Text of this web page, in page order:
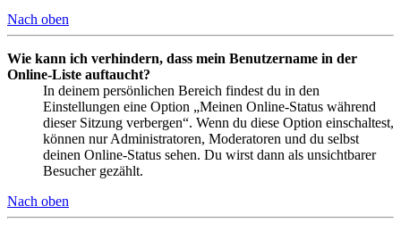
Nach oben
Wie kann ich verhindern, dass mein Benutzername in der
Online-Liste auftaucht?
In deinem persönlichen Bereich findest du in den
Einstellungen eine Option „Meinen Online-Status während
dieser Sitzung verbergen“. Wenn du diese Option einschaltest,
können nur Administratoren, Moderatoren und du selbst
deinen Online-Status sehen. Du wirst dann als unsichtbarer
Besucher gezählt.
Nach oben